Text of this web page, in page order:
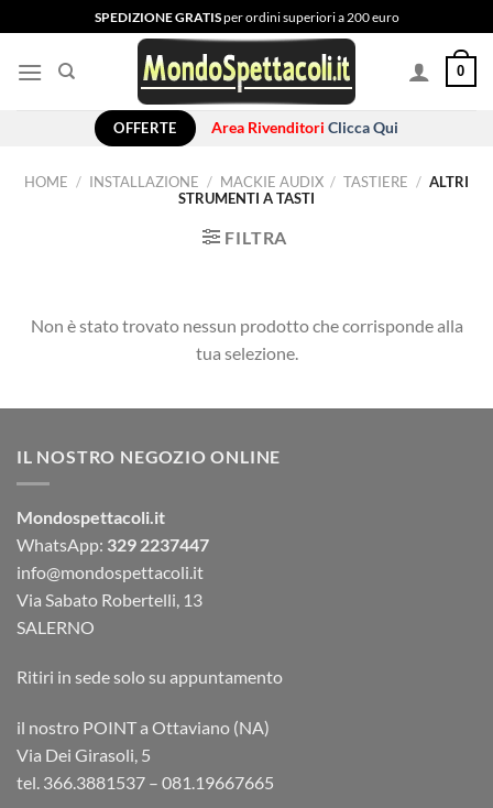
ai
contenuti
SPEDIZIONE GRATISper ordini superiori a 200 euro
0
OFFERTE Area Rivenditori Clicca Qui
HOME / INSTALLAZIONE / MACKIE AUDIX / TASTIERE / ALTRI
STRUMENTI A TASTI
FILTRA
Non è stato trovato nessun prodotto che corrisponde alla
tua selezione.
IL NOSTRO NEGOZIO ONLINE
Mondospettacoli.it
WhatsApp: 329 2237447
info@mondospettacoli.it
Via Sabato Robertelli, 13
SALERNO
Ritiri in sede solo su appuntamento
il nostro POINT a Ottaviano (NA)
Via Dei Girasoli, 5
tel. 366.3881537 – 081.19667665